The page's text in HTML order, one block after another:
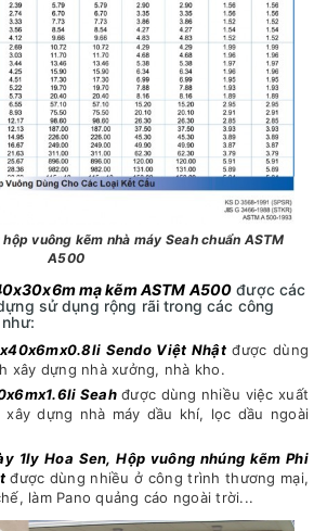
vuông kẽm nhà máy Seah chuẩn ASTM
A500
mạ kẽm ASTM A500 được các
sử dụng rộng rãi trong các công
Sendo Việt Nhậtđược dùng
xây dựng nhà xưởng, nhà kho.
Seahđược dùng nhiều việc xuất
dựng nhà máy dầu khí, lọc dầu ngoài
1ly Hoa Sen, Hộp vuông nhúng kẽm Phi
được dùng nhiều ở công trình thương mại,
làm Pano quảng cáo ngoài trời...